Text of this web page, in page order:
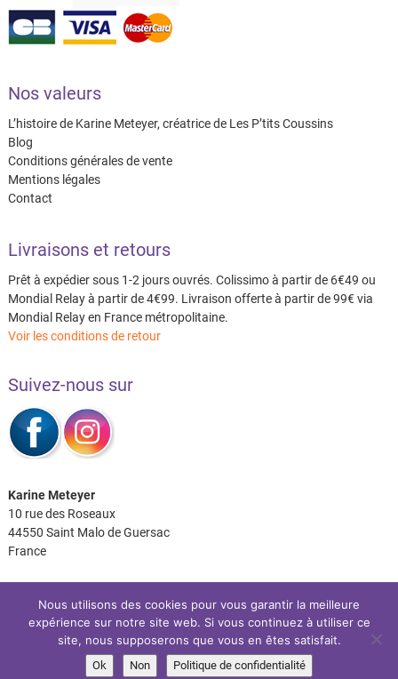
Nos valeurs
L’histoire de Karine Meteyer, créatrice de Les P’tits Coussins
Blog
Conditions générales de vente
Mentions légales
Contact
Livraisons et retours
Prêt à expédier sous 1-2 jours ouvrés. Colissimo à partir de 6€49 ou
Mondial Relay à partir de 4€99. Livraison offerte à partir de 99€ via
Mondial Relay en France métropolitaine.
Voir les conditions de retour
Suivez-nous sur
Karine Meteyer
10 rue des Roseaux
44550 Saint Malo de Guersac
France
Facebook
Instagram
Les P’tits Coussins | Site réalisé par: IDéales| © 2026
Nous utilisons des cookies pour vous garantir la meilleure
expérience sur notre site web. Si vous continuez à utiliser ce
site, nous supposerons que vous en êtes satisfait.
Ok Non Politique de confidentialité